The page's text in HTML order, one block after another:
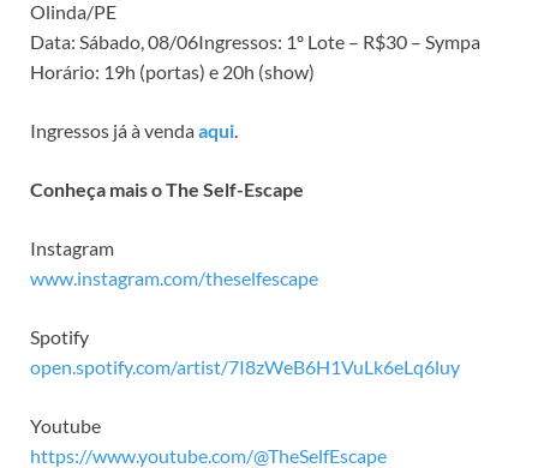
Olinda/PE
Data: Sábado, 08/06Ingressos: 1º Lote – R$30 – Sympa
Horário: 19h (portas) e 20h (show)
Ingressos já à vendaaqui.
Conheça mais o The Self-Escape
Instagram
www.instagram.com/theselfescape
Spotify
open.spotify.com/artist/7I8zWeB6H1VuLk6eLq6luy
Youtube
https://www.youtube.com/@TheSelfEscape